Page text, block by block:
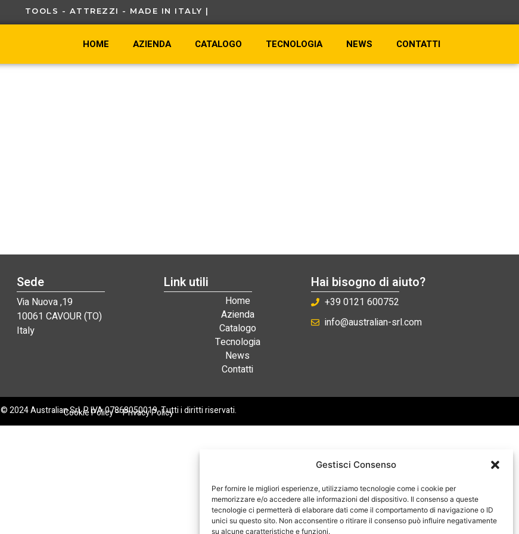
Gestisci Consenso
Per fornire le migliori esperienze, utilizziamo tecnologie come i cookie per
memorizzare e/o accedere alle informazioni del dispositivo. Il consenso a queste
tecnologie ci permetterà di elaborare dati come il comportamento di navigazione o ID
unici su questo sito. Non acconsentire o ritirare il consenso può influire negativamente
su alcune caratteristiche e funzioni.
TOOLS - ATTREZZI - MADE IN ITALY |
HOME AZIENDA CATALOGO TECNOLOGIA NEWS CONTATTI
Sede
Via Nuova ,19
10061 CAVOUR (TO)
Italy
Link utili
Home
Azienda
Catalogo
Tecnologia
News
Contatti
Hai bisogno di aiuto?
+39 0121 600752
info@australian-srl.com
© 2024 Australian Srl. P. IVA 07868050019. Tutti i diritti riservati.
Cookie Policy–Privacy Policy